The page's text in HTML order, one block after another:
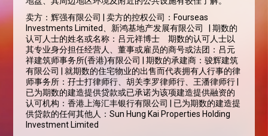
卖方：辉强有限公司 | 卖方的控权公司：Fourseas
Investments Limited、新鸿基地产发展有限公司 | 期数的
认可人士的姓名或名称：吕元祥博士 期数的认可人士以
其专业身分担任经营人、董事或雇员的商号或法团：吕元
祥建筑师事务所(香港)有限公司 | 期数的承建商：骏辉建筑
有限公司 | 就期数的住宅物业的出售而代表拥有人行事的律
师事务所：孖士打律师行、胡关李罗律师行、王潘律师行 |
已为期数的建造提供贷款或已承诺为该项建造提供融资的
认可机构：香港上海汇丰银行有限公司 | 已为期数的建造提
供贷款的任何其他人：Sun Hung Kai Properties Holding
Investment Limited